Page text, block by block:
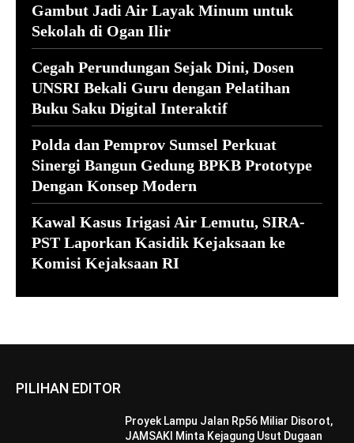
Gambut Jadi Air Layak Minum untuk
Sekolah di Ogan Ilir
Cegah Perundungan Sejak Dini, Dosen
UNSRI Bekali Guru dengan Pelatihan
Buku Saku Digital Interaktif
Polda dan Pemprov Sumsel Perkuat
Sinergi Bangun Gedung BPKB Prototype
Dengan Konsep Modern
Kawal Kasus Irigasi Air Lemutu, SIRA-
PST Laporkan Kasidik Kejaksaan ke
Komisi Kejaksaan RI
PILIHAN EDITOR
Proyek Lampu Jalan Rp56 Miliar Disorot,
JAMSAKI Minta Kejagung Usut Dugaan